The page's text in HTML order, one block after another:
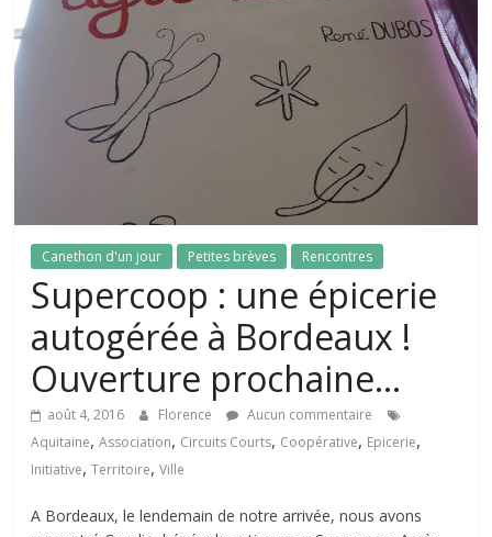
Canethon d'un jour Petites brèves Rencontres
Supercoop : une épicerie
autogérée à Bordeaux !
Ouverture prochaine…
août 4, 2016 Florence
Aucun commentaire
Aquitaine,Association, Circuits Courts, Coopérative, Epicerie,
Initiative,Territoire,Ville
A Bordeaux, le lendemain de notre arrivée, nous avons